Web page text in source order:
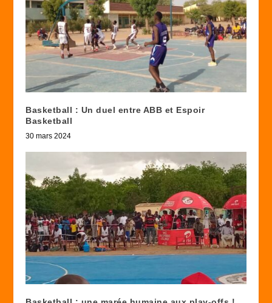
Basketball : Un duel entre ABB et Espoir
Basketball
30 mars 2024